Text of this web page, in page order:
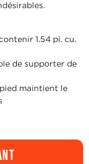
1.54 pi. cu.
de supporter de
maintient le